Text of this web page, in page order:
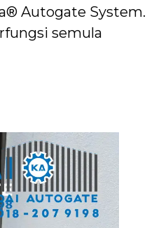
Autogate System.
semula